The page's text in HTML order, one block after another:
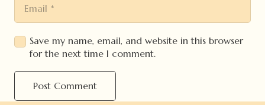
Save my name, email, and website in this browser
for the next time I comment.
Post Comment